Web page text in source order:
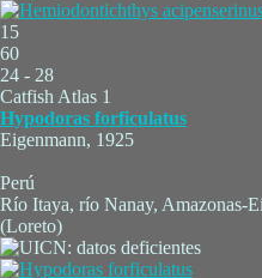
15
60
24 - 28
Catfish Atlas 1
Hypodoras forficulatus
Eigenmann, 1925
Perú
Río Itaya, río Nanay, Amazonas-
(Loreto)